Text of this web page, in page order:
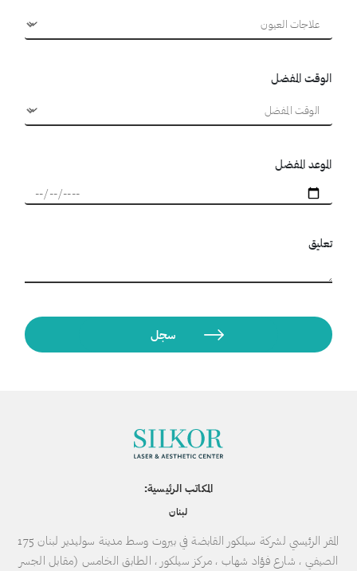
الوقت المفضل
الموعد المفضل
تعليق
المكاتب الرئيسية:
لبنان
المقر الرئيسي لشركة سيلكور القابضة في بيروت وسط مدينة سوليدير لبنان 175
الصيفي ، شارع فؤاد شهاب ، مركز سيلكور ، الطابق الخامس (مقابل الجسر